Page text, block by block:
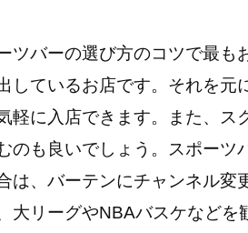
ツバーの選び方のコツで最も
しているお店です。それを元
軽に入店できます。また、ス
のも良いでしょう。スポーツ
は、バーテンにチャンネル変
大リーグやNBAバスケなど